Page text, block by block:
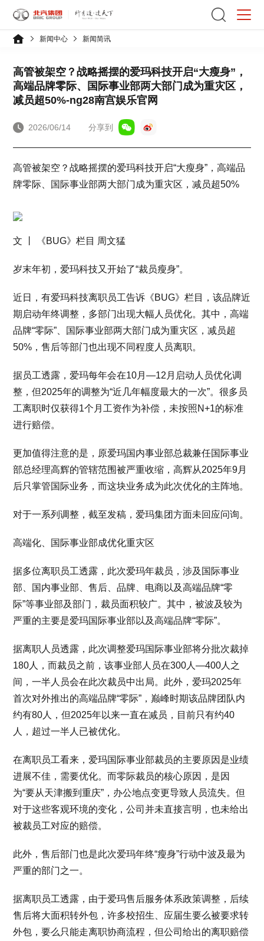
新闻中心 新闻简讯
高管被架空？战略摇摆的爱玛科技开启“大瘦身”，
高端品牌零际、国际事业部两大部门成为重灾区，
减员超50%-ng28南宫娱乐官网
2026/06/14 分享到
高管被架空？战略摇摆的爱玛科技开启“大瘦身”，高端品
牌零际、国际事业部两大部门成为重灾区，减员超50%
文 丨 《BUG》栏目 周文猛
岁末年初，爱玛科技又开始了“裁员瘦身”。
近日，有爱玛科技离职员工告诉《BUG》栏目，该品牌近
期启动年终调整，多部门出现大幅人员优化。其中，高端
品牌“零际”、国际事业部两大部门成为重灾区，减员超
50%，售后等部门也出现不同程度人员离职。
据员工透露，爱玛每年会在10月—12月启动人员优化调
整，但2025年的调整为“近几年幅度最大的一次”。很多员
工离职时仅获得1个月工资作为补偿，未按照N+1的标准
进行赔偿。
更加值得注意的是，原爱玛国内事业部总裁兼任国际事业
部总经理高辉的管辖范围被严重收缩，高辉从2025年9月
后只掌管国际业务，而这块业务成为此次优化的主阵地。
对于一系列调整，截至发稿，爱玛集团方面未回应问询。
高端化、国际事业部成优化重灾区
据多位离职员工透露，此次爱玛年裁员，涉及国际事业
部、国内事业部、售后、品牌、电商以及高端品牌“零
际”等事业部及部门，裁员面积较广。其中，被波及较为
严重的主要是爱玛国际事业部以及高端品牌“零际”。
据离职人员透露，此次调整爱玛国际事业部将分批次裁掉
180人，而裁员之前，该事业部人员在300人—400人之
间，一半人员会在此次裁员中出局。此外，爱玛2025年
首次对外推出的高端品牌“零际”，巅峰时期该品牌团队内
约有80人，但2025年以来一直在减员，目前只有约40
人，超过一半人已被优化。
在离职员工看来，爱玛国际事业部裁员的主要原因是业绩
进展不佳，需要优化。而零际裁员的核心原因，是因
为“要从天津搬到重庆”，办公地点变更导致人员流失。但
对于这些客观环境的变化，公司并未直接言明，也未给出
被裁员工对应的赔偿。
此外，售后部门也是此次爱玛年终“瘦身”行动中波及最为
严重的部门之一。
据离职员工透露，由于爱玛售后服务体系政策调整，后续
售后将大面积转外包，许多校招生、应届生要么被要求转
外包，要么只能走离职协商流程，但公司给出的离职赔偿